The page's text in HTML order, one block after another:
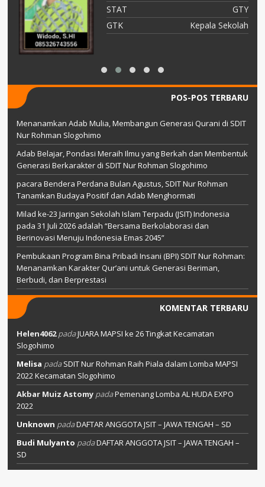
STAT
GTY
GTK
Kepala Sekolah
POS-POS TERBARU
Menanamkan Adab Mulia, Membangun Generasi Qurani di SDIT
Nur Rohman Slogohimo
Adab Belajar, Pondasi Meraih Ilmu yang Berkah dan Membentuk
Generasi Berkarakter di SDIT Nur Rohman Slogohimo
pacara Bendera Perdana Bulan Agustus, SDIT Nur Rohman
Tanamkan Budaya Positif dan Adab Menghormati
Milad ke-23 Jaringan Sekolah Islam Terpadu (JSIT) Indonesia
pada 31 Juli 2026 adalah “Bersama Berkolaborasi dan
Berinovasi Menuju Indonesia Emas 2045”
Pembukaan Program Bina Pribadi Insani (BPI) SDIT Nur Rohman:
Menanamkan Karakter Qur’ani untuk Generasi Beriman,
Berbudi, dan Berprestasi
KOMENTAR TERBARU
Helen4062padaJUARA MAPSI ke 26 Tingkat Kecamatan
Slogohimo
Melisa padaSDIT Nur Rohman Raih Piala dalam Lomba MAPSI
2022 Kecamatan Slogohimo
Akbar Muiz Astomy padaPemenang Lomba AL HUDA EXPO
2022
Unknown padaDAFTAR ANGGOTA JSIT – JAWA TENGAH – SD
Budi Mulyanto padaDAFTAR ANGGOTA JSIT – JAWA TENGAH –
SD